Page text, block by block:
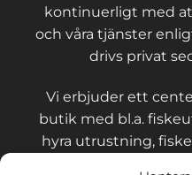
kontinuerligt med
och våra tjänster
drivs privat
Vi erbjuder ett
butik med bl.a.
hyra utrustning,